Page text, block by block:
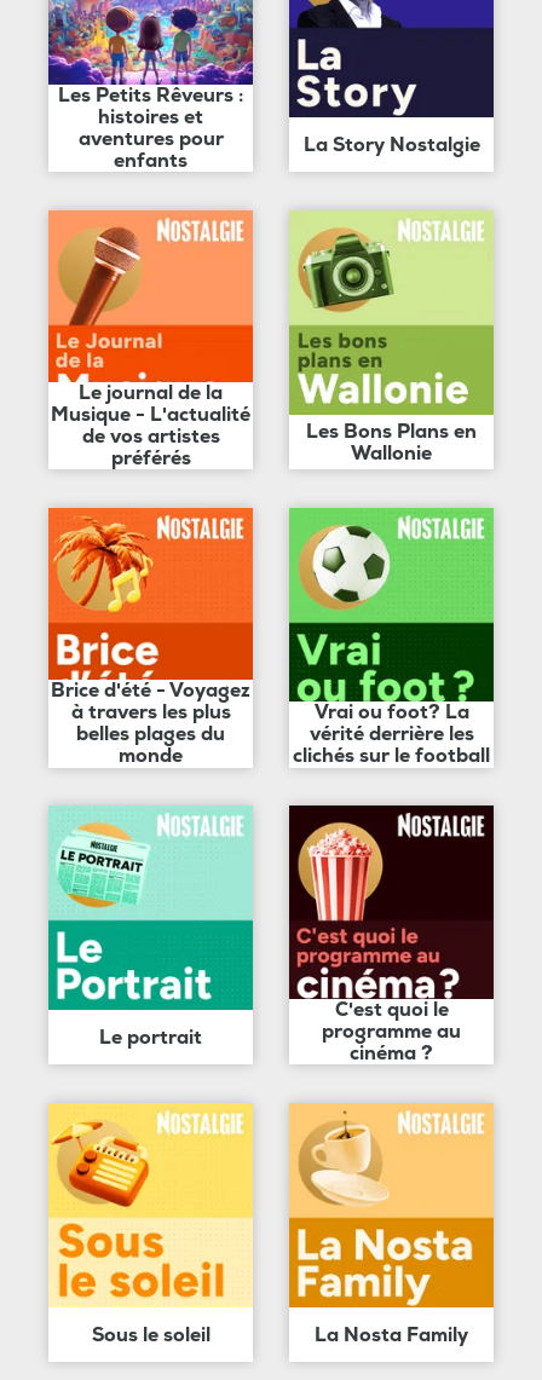
Les Petits Rêveurs :
histoires et
aventures pour
enfants
La Story Nostalgie
Le journal de la
Musique - L'actualité
de vos artistes
préférés
Les Bons Plans en
Wallonie
Brice d'été - Voyagez
à travers les plus
belles plages du
monde
Vrai ou foot? La
vérité derrière les
clichés sur le football
Le portrait
C'est quoi le
programme au
cinéma ?
Sous le soleil La Nosta Family